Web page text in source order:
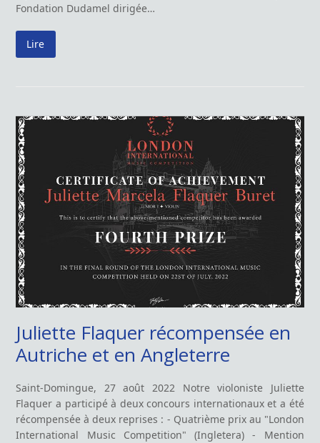
Fondation Dudamel dirigée…
Lire
Juliette Flaquer récompensée en
Autriche et en Angleterre
Saint-Domingue, 27 août 2022 Notre violoniste Juliette
Flaquer a participé à deux concours internationaux et a été
récompensée à deux reprises : - Quatrième prix au "London
International Music Competition" (Ingletera) - Mention